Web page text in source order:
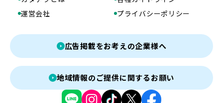
運営会社
プライバシーポリシー
広告掲載をお考えの企業様へ
地域情報のご提供に関するお願い